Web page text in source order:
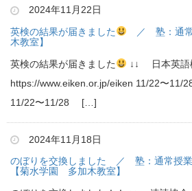
2024年11月22日
英検の結果が届きました
／ 塾：通
木教室】
英検の結果が届きました
↓↓ 日本英語
https://www.eiken.or.jp/eiken 11/22〜
11/22〜11/28 […]
2024年11月18日
のぼりを交換しました ／ 塾：通常授業
【菊水学園 多加木教室】